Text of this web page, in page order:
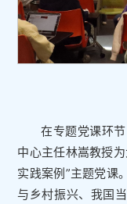
在专题党课环
中心主任林嵩教授
实践案例”主题党课
与乡村振兴、我国